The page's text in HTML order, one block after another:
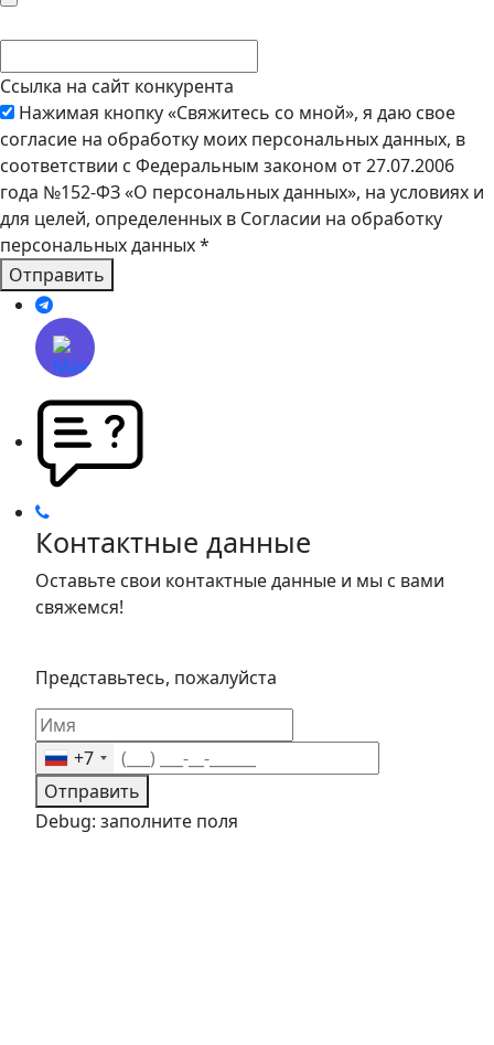
Ссылка на сайт конкурента
Нажимая кнопку «Свяжитесь со мной», я даю свое
согласие на обработку моих персональных данных, в
соответствии с Федеральным законом от 27.07.2006
года №152-ФЗ «О персональных данных», на условиях и
для целей, определенных в Согласии на обработку
персональных данных*
Отправить
Контактные данные
Оставьте свои контактные данные и мы с вами
свяжемся!
Представьтесь, пожалуйста
+7
Отправить
Debug: заполните поля